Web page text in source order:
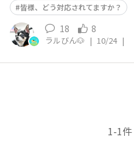
皆様、どう対応されてますか？
18 8
ラルびん🐶 | 10/24 |
1-1